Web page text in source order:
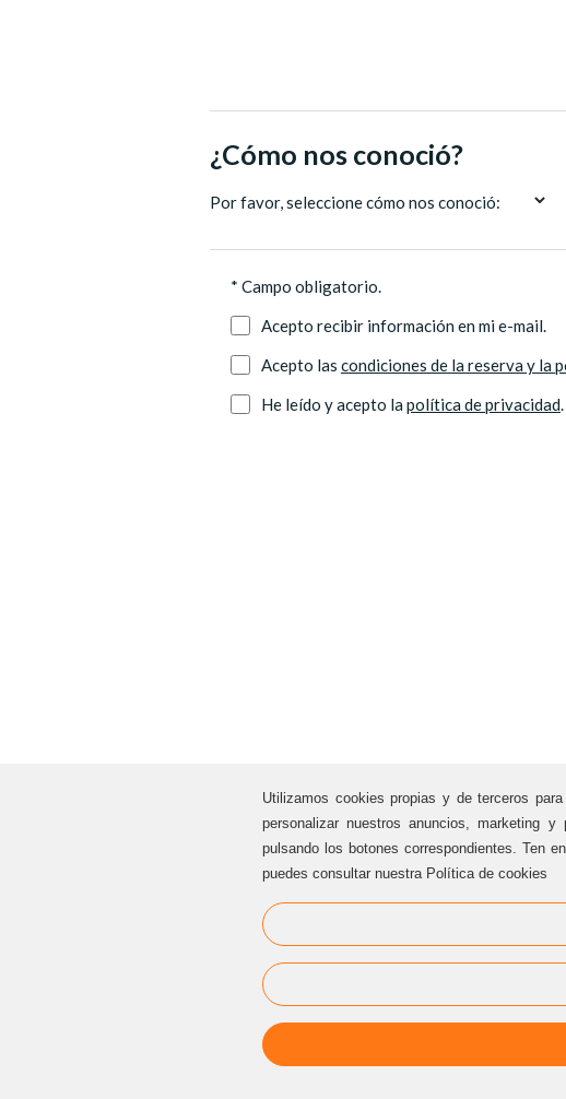
¿Cómo nos conoció?
Por favor, seleccione cómo nos conoció:
* Campo obligatorio.
Acepto recibir información en mi e-mail.
Acepto las condiciones de la reserva y la
He leído y acepto la política de privacidad.
ATENCIÓN AL CLIENTE
Sternalia Productions S.L.
C/ Torre dels Pardals, 33, local 3
08041 Barcelona (Cataluña / España)
Oficinas Sternalia:
(+34) 93 170 17 97
info@sternalia.com
Utilizamos cookies propias y de terceros
personalizar nuestros anuncios, marketing
pulsando los botones correspondientes. Ten
puedes consultar nuestra Política de cookies